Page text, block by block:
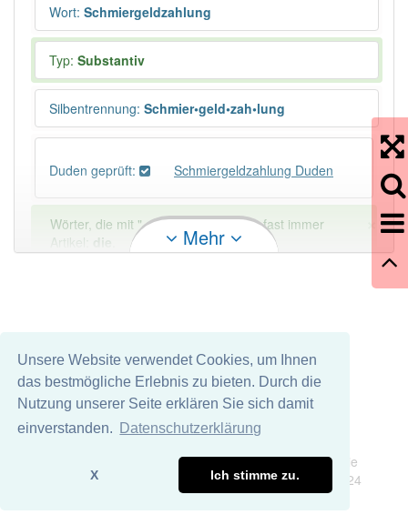
Unsere Website verwendet Cookies, um Ihnen
das bestmögliche Erlebnis zu bieten. Durch die
Nutzung unserer Seite erklären Sie sich damit
einverstanden.
Datenschutzerklärung
X Ich stimme zu.
Wort: Schmiergeldzahlung
Typ: Substantiv
Silbentrennung: Schmier•geld•zah•lung
Duden geprüft: Schmiergeldzahlung Duden
Wörter, die mit "-ung" enden, haben fast immer
Artikel:
die
DAS:2Ausnahmen Beispiele
PowerIndex:3
Häufigkeit: 2 von 10
Mehr
Wir übernehmen keine Garantie und keine Haftung für die
Richtigkeit und Vollständigkeit dieser Seite. DDDEasy 2024